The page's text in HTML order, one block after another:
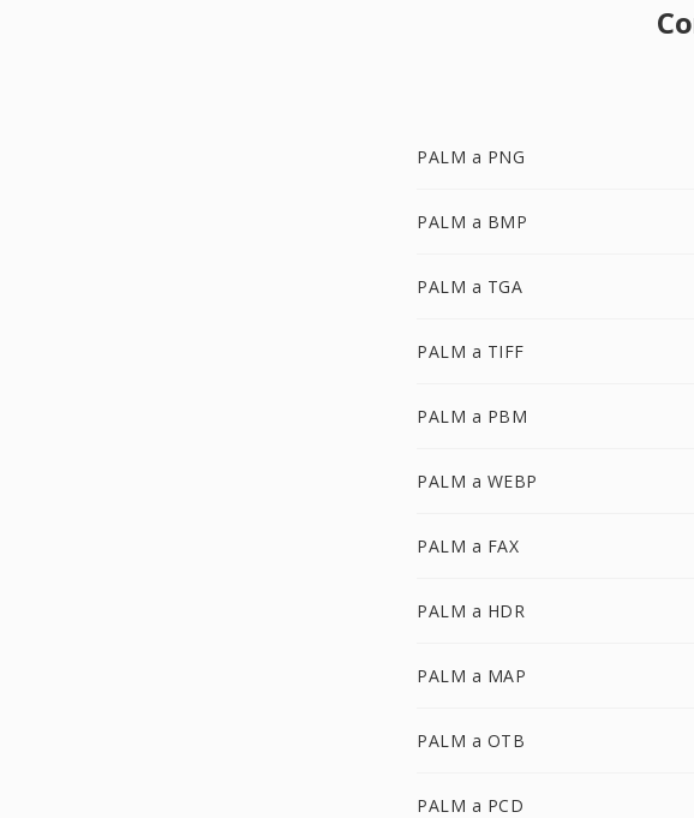
PALM a PNG
PALM a BMP
PALM a TGA
PALM a TIFF
PALM a PBM
PALM a WEBP
PALM a FAX
PALM a HDR
PALM a MAP
PALM a OTB
PALM a PCD